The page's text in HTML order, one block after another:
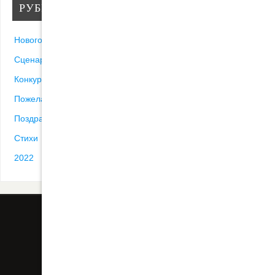
РУБРИКИ
Новогодние песни
Сценарии
Конкурсы
Пожелания
Поздравления
Стихи
2022